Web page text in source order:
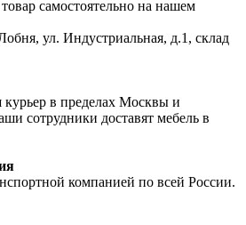
самостоятельно на нашем
ул. Индустриальная, д.1, склад
курьер в пределах Москвы и
сотрудники доставят мебель в
компанией по всей России.